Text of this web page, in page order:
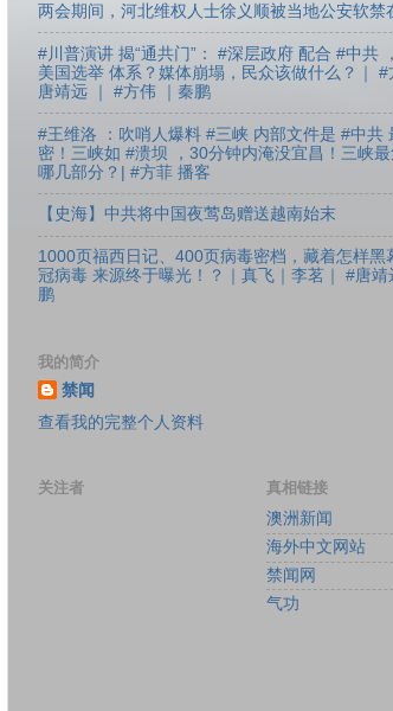
两会期间，河北维权人士徐义顺被当地公安软禁
#川普演讲 揭“通共门”： #深层政府 配合 #中共
美国选举 体系？媒体崩塌，民众该做什么？｜ #
唐靖远 ｜ #方伟 ｜秦鹏
#王维洛 ：吹哨人爆料 #三峡 内部文件是 #中共
密！三峡如 #溃坝 ，30分钟内淹没宜昌！三峡
哪几部分？| #方菲 播客
【史海】中共将中国夜莺岛赠送越南始末
1000页福西日记、400页病毒密档，藏着怎样黑
冠病毒 来源终于曝光！？｜真飞｜李茗｜ #唐靖
鹏
我的简介
禁闻
查看我的完整个人资料
关注者
真相链接
澳洲新闻
海外中文网站
禁闻网
气功